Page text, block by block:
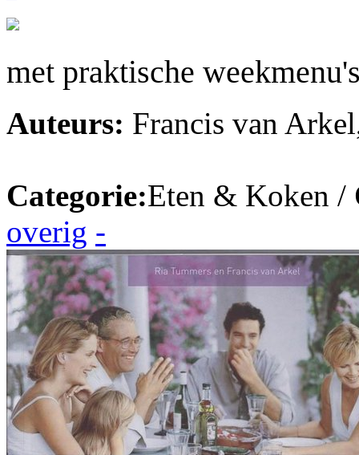
met praktische
Auteurs: Francis van
Categorie:Eten & Koken /
overig -